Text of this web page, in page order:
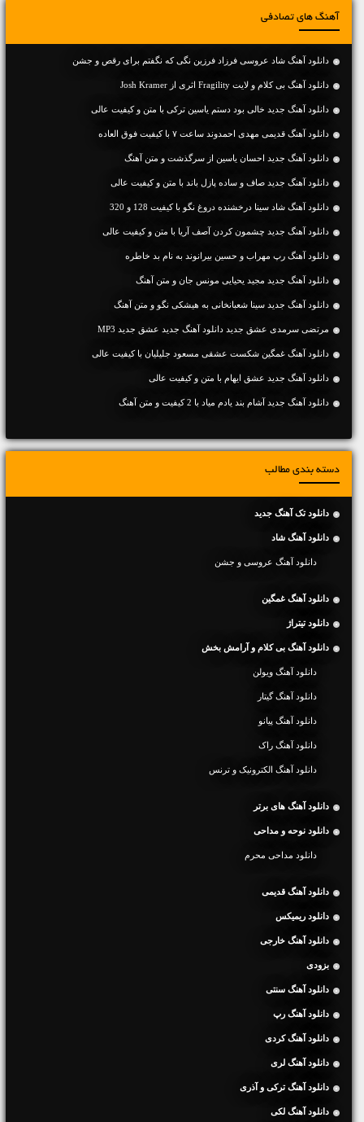
آهنگ های تصادفی
دانلود آهنگ شاد عروسی فرزاد فرزین نگی که نگفتم برای رقص و جشن
دانلود آهنگ بی کلام و لایت Fragility اثری از Josh Kramer
دانلود آهنگ جديد خالی بود دستم یاسین ترکی با متن و کیفیت عالی
دانلود آهنگ قدیمی مهدی احمدوند ساعت ۷ با کیفیت فوق العاده
دانلود آهنگ جديد احسان یاسین از سرگذشت و متن آهنگ
دانلود آهنگ جديد صاف و ساده پازل باند با متن و کیفیت عالی
دانلود آهنگ شاد سینا درخشنده دروغ نگو با کیفیت 128 و 320
دانلود آهنگ جديد چشمون کردن آصف آریا با متن و کیفیت عالی
دانلود آهنگ رپ مهراب و حسین بیرانوند به نام بد خاطره
دانلود آهنگ جديد مجید یحیایی مونس جان و متن آهنگ
دانلود آهنگ جديد سینا شعبانخانی به هیشکی نگو و متن آهنگ
مرتضی سرمدی عشق جدید دانلود آهنگ جدید عشق جدید MP3
دانلود آهنگ غمگین شکست عشقی مسعود جلیلیان با کیفیت عالی
دانلود آهنگ جديد عشق ایهام با متن و کیفیت عالی
دانلود آهنگ جديد آشام بند یادم میاد با 2 کیفیت و متن آهنگ
دسته بندی مطالب
دانلود تک آهنگ جدید
دانلود آهنگ شاد
دانلود آهنگ عروسی و جشن
دانلود آهنگ غمگین
دانلود تیتراژ
دانلود آهنگ بی کلام و آرامش بخش
دانلود آهنگ ویولن
دانلود آهنگ گیتار
دانلود آهنگ پیانو
دانلود آهنگ راک
دانلود آهنگ الکترونیک و ترنس
دانلود آهنگ های برتر
دانلود نوحه و مداحی
دانلود مداحی محرم
دانلود آهنگ قدیمی
دانلود ریمیکس
دانلود آهنگ خارجی
بزودی
دانلود آهنگ سنتی
دانلود آهنگ رپ
دانلود آهنگ کردی
دانلود آهنگ لری
دانلود آهنگ ترکی و آذری
دانلود آهنگ لکی